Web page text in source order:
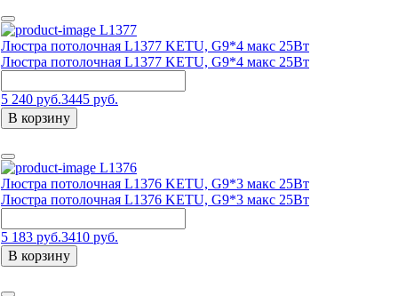
L1377
Люстра потолочная L1377 KETU, G9*4 макс 25Вт
Люстра потолочная L1377 KETU, G9*4 макс 25Вт
5 240 руб.3445 руб.
В корзину
L1376
Люстра потолочная L1376 KETU, G9*3 макс 25Вт
Люстра потолочная L1376 KETU, G9*3 макс 25Вт
5 183 руб.3410 руб.
В корзину